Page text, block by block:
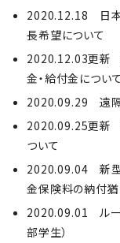
2020.12.18 日本
長希望について
2020.12.03更新
金・給付金につい
2020.09.29 遠隔
2020.09.25更新
ついて
2020.09.04 新型
金保険料の納付
2020.09.01 ルー
部学生）